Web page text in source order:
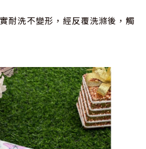
耐洗不變形，經反覆洗滌後，觸